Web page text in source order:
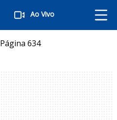
Ao Vivo
Página 634